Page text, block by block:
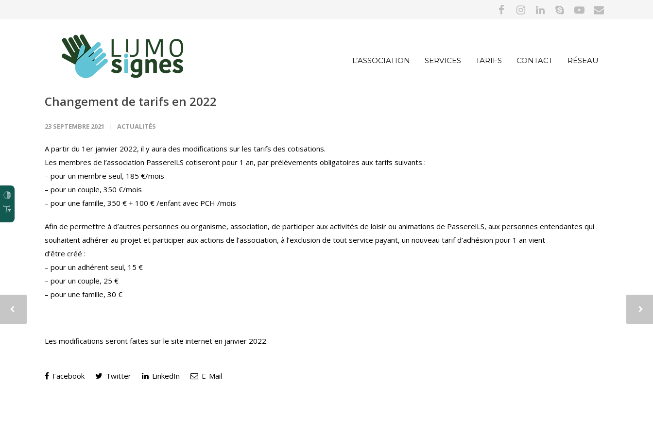
L’ASSOCIATION SERVICES TARIFS CONTACT RÉSEAU
Changement de tarifs en 2022
23 SEPTEMBRE 2021 ACTUALITÉS
A partir du 1er janvier 2022, il y aura des modifications sur les tarifs des cotisations.
Les membres de l’association PasserelLS cotiseront pour 1 an, par prélèvements obligatoires aux tarifs suivants :
– pour un membre seul, 185 €/mois
– pour un couple, 350 €/mois
– pour une famille, 350 € + 100 € /enfant avec PCH /mois
Afin de permettre à d’autres personnes ou organisme, association, de participer aux activités de loisir ou animations de PasserelLS, aux personnes entendantes qui
souhaitent adhérer au projet et participer aux actions de l’association, à l’exclusion de tout service payant, un nouveau tarif d’adhésion pour 1 an vient
d’être créé :
– pour un adhérent seul, 15 €
– pour un couple, 25 €
– pour une famille, 30 €
Les modifications seront faites sur le site internet en janvier 2022.
Facebook Twitter LinkedIn E-Mail